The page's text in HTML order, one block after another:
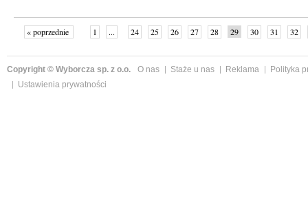
« poprzednie 1 ... 24 25 26 27 28 29 30 31
32
Copyright © Wyborcza sp. z o.o. O nas Staże u nas Reklama
Polityka
Ustawienia prywatności